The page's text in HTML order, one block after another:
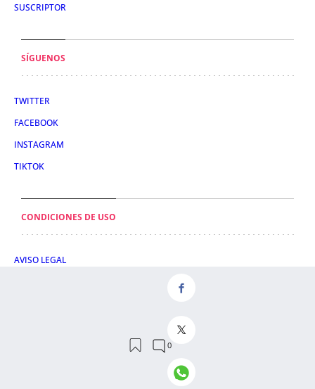
SUSCRIPTOR
SÍGUENOS
TWITTER
FACEBOOK
INSTAGRAM
TIKTOK
CONDICIONES DE USO
AVISO LEGAL